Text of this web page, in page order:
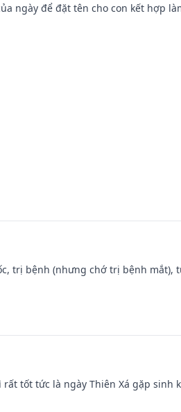
ngày để đặt tên cho con kết hợp
trị bệnh (nhưng chớ trị bệnh mắt),
tốt tức là ngày Thiên Xá gặp sinh